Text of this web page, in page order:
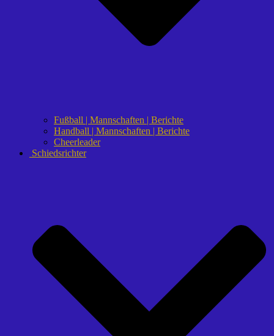
Fußball | Mannschaften | Berichte
Handball | Mannschaften | Berichte
Cheerleader
Schiedsrichter